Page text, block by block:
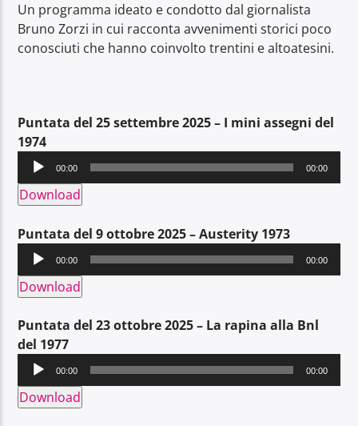
Un programma ideato e condotto dal giornalista
Bruno Zorzi in cui racconta avvenimenti storici poco
conosciuti che hanno coinvolto trentini e altoatesini.
Puntata del 25 settembre 2025 – I mini assegni del
1974
Audio
Player
00:00 00:00
Download
Puntata del 9 ottobre 2025 – Austerity 1973
Audio
Player
00:00 00:00
Download
Puntata del 23 ottobre 2025 – La rapina alla Bnl
del 1977
Audio
Player
00:00 00:00
Download